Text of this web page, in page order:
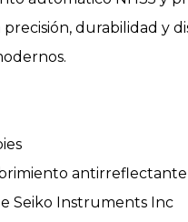
durabilidad y
antirreflectante
Seiko Instruments Inc